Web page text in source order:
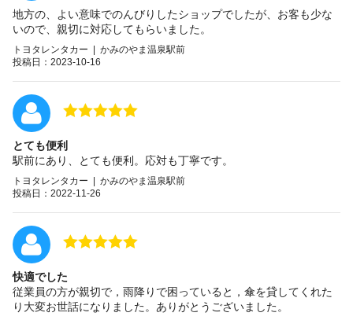
地方の、よい意味でのんびりしたショップでしたが、お客も少な
いので、親切に対応してもらいました。
トヨタレンタカー | かみのやま温泉駅前
投稿日：2023-10-16
とても便利
駅前にあり、とても便利。応対も丁寧です。
トヨタレンタカー | かみのやま温泉駅前
投稿日：2022-11-26
快適でした
従業員の方が親切で，雨降りで困っていると，傘を貸してくれた
り大変お世話になりました。ありがとうございました。